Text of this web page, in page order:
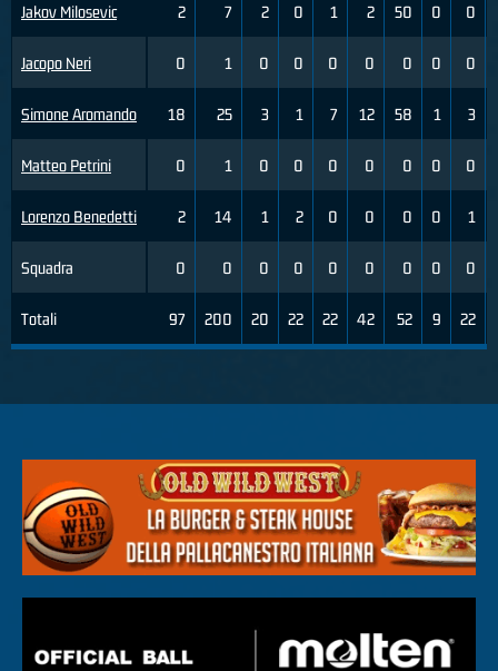
Jakov Milosevic
Jacopo Neri
Simone Aromando
Matteo Petrini
Lorenzo Benedetti
Squadra
Totali
2 7 2 0 1 2 50 0 0
0 1 0 0 0 0 0 0 0
18 25 3 1 7 12 58 1 3
0 1 0 0 0 0 0 0 0
2 14 1 2 0 0 0 0 1
0 0 0 0 0 0 0 0 0
97 200 20 22 22 42 52 9 22